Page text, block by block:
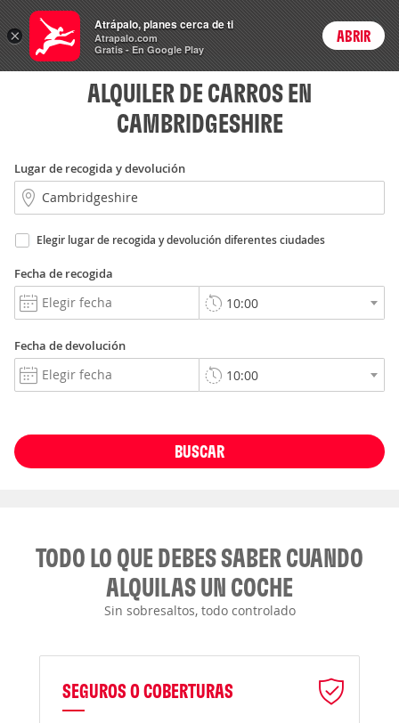
Rent
a Car Login
ALQUILER DE CARROS EN
CAMBRIDGESHIRE
Lugar de recogida y devolución
Elegir lugar de recogida y devolución diferentes ciudades
Fecha de recogida
Fecha de devolución
BUSCAR
TODO LO QUE DEBES SABER CUANDO
ALQUILAS UN COCHE
Sin sobresaltos, todo controlado
SEGUROS O COBERTURAS
×
Atrápalo, planes cerca de ti
Atrapalo.com
Gratis - En Google Play
ABRIR